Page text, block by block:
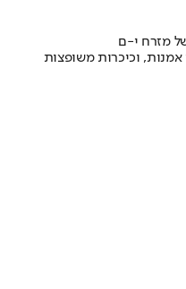
מזרח י-ם
וכיכרות משופצות